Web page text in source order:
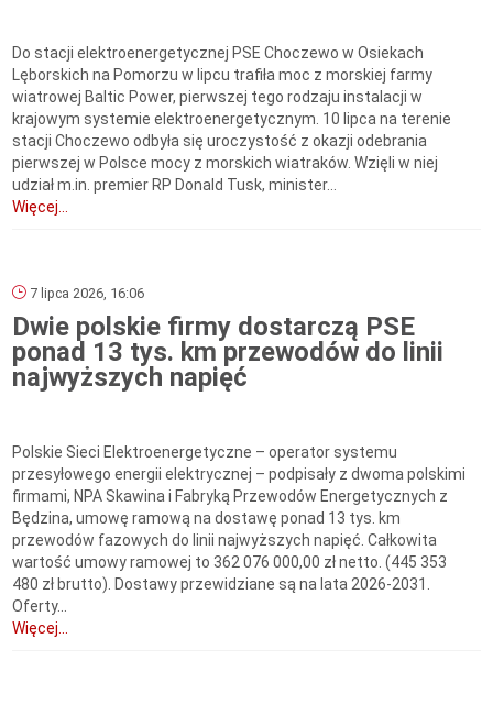
Do stacji elektroenergetycznej PSE Choczewo w Osiekach
Lęborskich na Pomorzu w lipcu trafiła moc z morskiej farmy
wiatrowej Baltic Power, pierwszej tego rodzaju instalacji w
krajowym systemie elektroenergetycznym. 10 lipca na terenie
stacji Choczewo odbyła się uroczystość z okazji odebrania
pierwszej w Polsce mocy z morskich wiatraków. Wzięli w niej
udział m.in. premier RP Donald Tusk, minister...
Więcej...
7 lipca 2026, 16:06
Dwie polskie firmy dostarczą PSE
ponad 13 tys. km przewodów do linii
najwyższych napięć
Polskie Sieci Elektroenergetyczne – operator systemu
przesyłowego energii elektrycznej – podpisały z dwoma polskimi
firmami, NPA Skawina i Fabryką Przewodów Energetycznych z
Będzina, umowę ramową na dostawę ponad 13 tys. km
przewodów fazowych do linii najwyższych napięć. Całkowita
wartość umowy ramowej to 362 076 000,00 zł netto. (445 353
480 zł brutto). Dostawy przewidziane są na lata 2026-2031.
Oferty...
Więcej...